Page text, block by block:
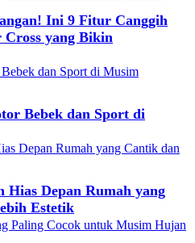
Ini 9 Fitur Canggih
yang Bikin
Bebek dan Sport di
Hias Depan Rumah yang
Estetik